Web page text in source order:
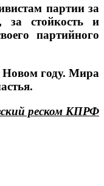
партии за
за стойкость и
партийного
Новом году. Мира
реском КПРФ